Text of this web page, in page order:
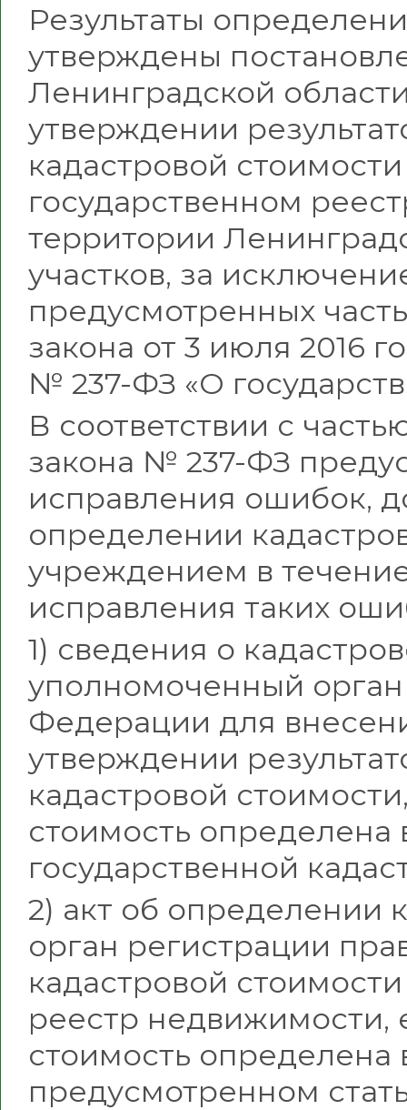
Результаты
утверждены
Ленинградской
утверждении
кадастровой
государственном
территории
участков, за
предусмотренных
закона от 3 июля 2016
№ 237-ФЗ «О
В соответствии с
закона № 237-ФЗ
исправления ошибок,
определении
учреждением в
исправления таких
1) сведения о
уполномоченный
Федерации для
утверждении
кадастровой
стоимость определена
государственной
2) акт об определении
орган регистрации
кадастровой
реестр недвижимости,
стоимость определена
предусмотренном